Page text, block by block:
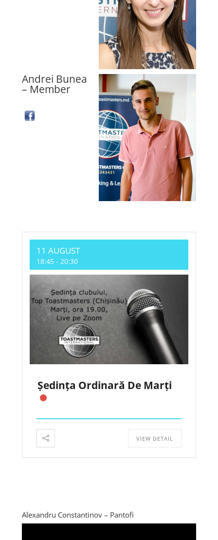
Andrei Bunea
– Member
11 AUGUST
18:45- 20:30
Ședința Ordinară De Marți
VIEW DETAIL
Alexandru Constantinov – Pantofi